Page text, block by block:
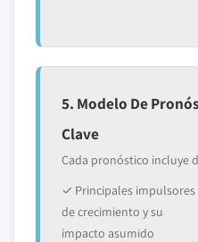
5. Modelo De
Clave
Cada pronóstico incluye
✓ Principales impulsores
de crecimiento y su
impacto asumido